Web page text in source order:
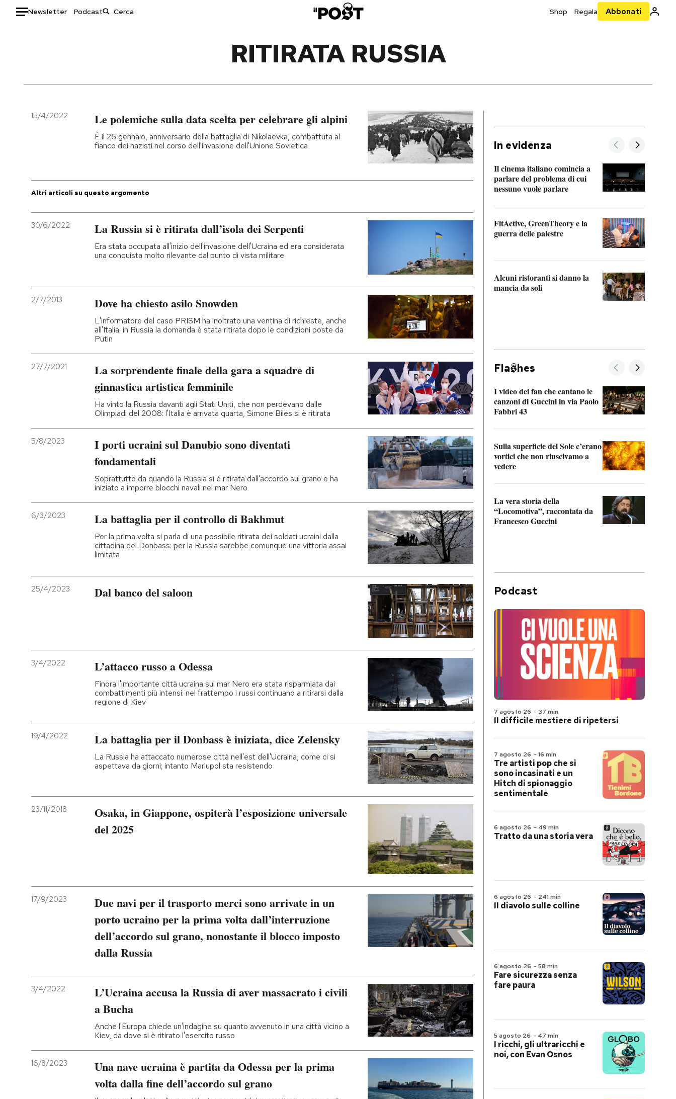
Newsletter Podcast Shop Regala Abbonati
Italia
Politica
Moda
Ok Boomer!
AREA PERSONALE
RITIRATA RUSSIA
15/4/2022 Le polemiche sulla data scelta per celebrare gli alpini
È il 26 gennaio, anniversario della battaglia di Nikolaevka, combattuta al
fianco dei nazisti nel corso dell'invasione dell'Unione Sovietica
Altri articoli su questo argomento
30/6/2022 La Russia si è ritirata dall’isola dei Serpenti
Era stata occupata all'inizio dell'invasione dell'Ucraina ed era considerata
una conquista molto rilevante dal punto di vista militare
2/7/2013 Dove ha chiesto asilo Snowden
L'informatore del caso PRISM ha inoltrato una ventina di richieste, anche
all'Italia: in Russia la domanda è stata ritirata dopo le condizioni poste da
Putin
27/7/2021
La sorprendente finale della gara a squadre di
ginnastica artistica femminile
Ha vinto la Russia davanti agli Stati Uniti, che non perdevano dalle
Olimpiadi del 2008: l'Italia è arrivata quarta, Simone Biles si è ritirata
5/8/2023
I porti ucraini sul Danubio sono diventati
fondamentali
Soprattutto da quando la Russia si è ritirata dall'accordo sul grano e ha
iniziato a imporre blocchi navali nel mar Nero
6/3/2023 La battaglia per il controllo di Bakhmut
Per la prima volta si parla di una possibile ritirata dei soldati ucraini dalla
cittadina del Donbass: per la Russia sarebbe comunque una vittoria assai
limitata
25/4/2023 Dal banco del saloon
3/4/2022 L’attacco russo a Odessa
Finora l'importante città ucraina sul mar Nero era stata risparmiata dai
combattimenti più intensi: nel frattempo i russi continuano a ritirarsi dalla
regione di Kiev
19/4/2022 La battaglia per il Donbass è iniziata, dice Zelensky
La Russia ha attaccato numerose città nell'est dell'Ucraina, come ci si
aspettava da giorni; intanto Mariupol sta resistendo
23/11/2018
Osaka, in Giappone, ospiterà l’esposizione universale
del 2025
17/9/2023
Due navi per il trasporto merci sono arrivate in un
porto ucraino per la prima volta dall’interruzione
dell’accordo sul grano, nonostante il blocco imposto
dalla Russia
3/4/2022
L’Ucraina accusa la Russia di aver massacrato i civili
a Bucha
Anche l'Europa chiede un'indagine su quanto avvenuto in una città vicino a
Kiev, da dove si è ritirato l'esercito russo
16/8/2023
Una nave ucraina è partita da Odessa per la prima
volta dalla fine dell’accordo sul grano
In evidenza
Il cinema italiano comincia a
parlare del problema di cui
nessuno vuole parlare
FitActive, GreenTheory e la
guerra delle palestre
Alcuni ristoranti si danno la
mancia da soli
Fla hes
I video dei fan che cantano le
canzoni di Guccini in via Paolo
Fabbri 43
Sulla superficie del Sole c’erano
vortici che non riuscivamo a
vedere
La vera storia della
“Locomotiva”, raccontata da
Francesco Guccini
Podcast
7 agosto 26 - 37 min
Il difficile mestiere di ripetersi
7 agosto 26 - 16 min
Tre artisti pop che si
sono incasinati e un
Hitch di spionaggio
sentimentale
6 agosto 26 - 49 min
Tratto da una storia vera
6 agosto 26 - 241 min
Il diavolo sulle colline
6 agosto 26 - 58 min
Fare sicurezza senza
fare paura
5 agosto 26 - 47 min
I ricchi, gli ultraricchi e
noi, con Evan Osnos